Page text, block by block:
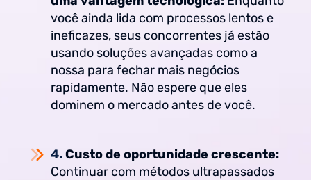
você ainda lida com processos lentos e
ineficazes, seus concorrentes já estão
usando soluções avançadas como a
nossa para fechar mais negócios
rapidamente. Não espere que eles
dominem o mercado antes de você.
4.Custo de oportunidade crescente:
Continuar com métodos ultrapassados